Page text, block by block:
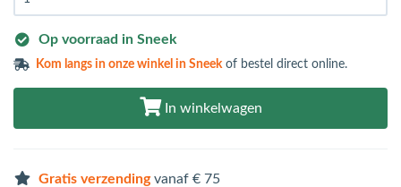
Op voorraad in Sneek
Kom langs inonze winkel in Sneek of bestel direct online.
In winkelwagen
Gratis verzendingvanaf € 75